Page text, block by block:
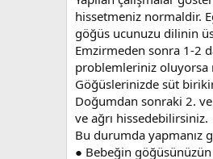
hissetmeniz normaldir.
göğüs ucunuzu dilinin
Emzirmeden sonra 1-2
problemleriniz oluyorsa
Göğüslerinizde süt
Doğumdan sonraki 2.
ve ağrı hissedebilirsiniz.
Bu durumda yapmanız
● Bebeğin göğüsünüzün